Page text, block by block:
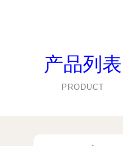
产品列表
PRODUCT